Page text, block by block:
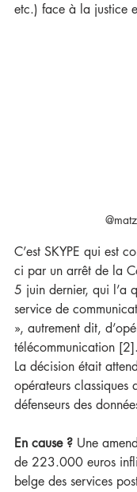
etc.) face à la justice
C’est SKYPE qui est
ci par un arrêt de la
5 juin dernier, qui l’a
service de
», autrement dit,
télécommunication [2].
La décision était
opérateurs classiques
défenseurs des
En cause ? Une
de 223.000 euros
belge des services